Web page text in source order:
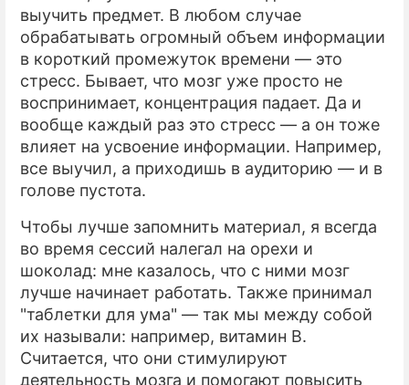
выучить предмет. В любом случае
обрабатывать огромный объем информации
в короткий промежуток времени — это
стресс. Бывает, что мозг уже просто не
воспринимает, концентрация падает. Да и
вообще каждый раз это стресс — а он тоже
влияет на усвоение информации. Например,
все выучил, а приходишь в аудиторию — и в
голове пустота.
Чтобы лучше запомнить материал, я всегда
во время сессий налегал на орехи и
шоколад: мне казалось, что с ними мозг
лучше начинает работать. Также принимал
"таблетки для ума" — так мы между собой
их называли: например, витамин В.
Считается, что они стимулируют
деятельность мозга и помогают повысить